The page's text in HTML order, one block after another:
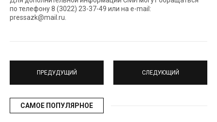
по телефону 8 (3022) 23-37-49 или на e-mail:
pressazk@mail.ru.
ПРЕДУДУЩИЙ СЛЕДУЮЩИЙ
САМОЕ ПОПУЛЯРНОЕ